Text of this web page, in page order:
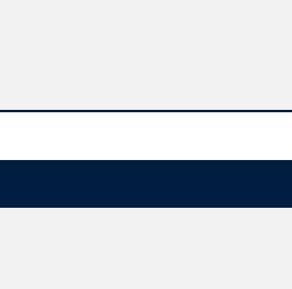
explanations of each component,
errors and annotated sample answers
online (9781382016742)